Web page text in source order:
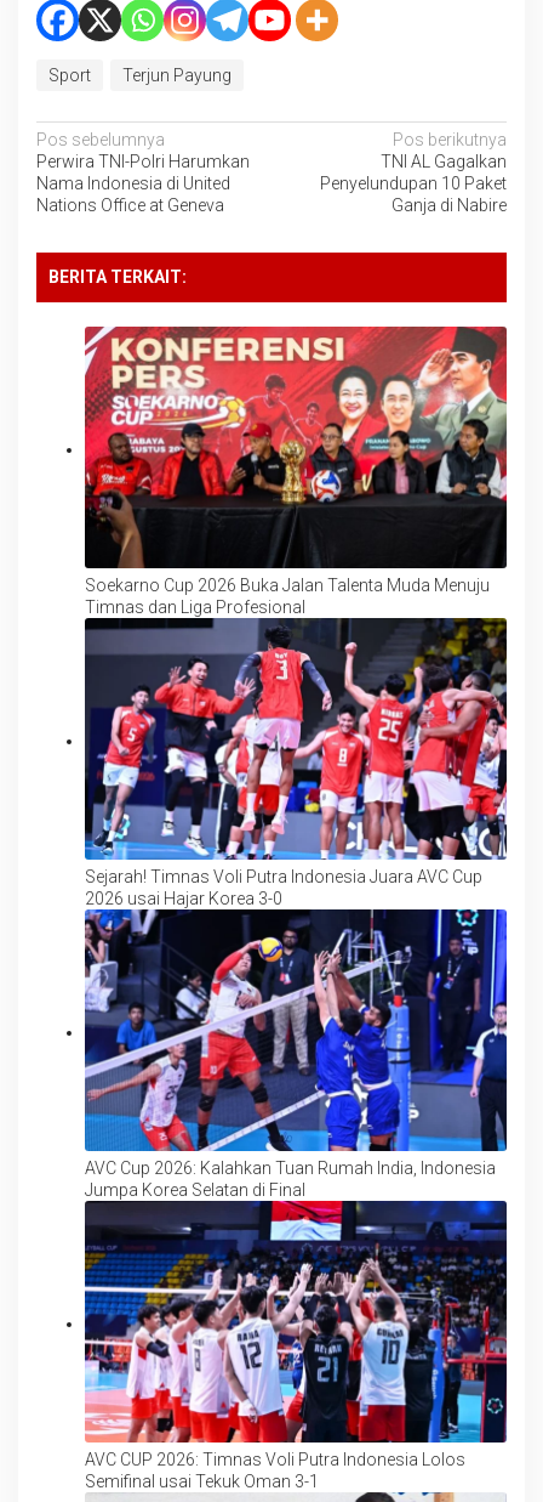
Sport Terjun Payung
Navigasi
pos
Pos sebelumnya
Perwira TNI-Polri Harumkan
Nama Indonesia di United
Nations Office at Geneva
Pos berikutnya
TNI AL Gagalkan
Penyelundupan 10 Paket
Ganja di Nabire
BERITA TERKAIT:
Soekarno Cup 2026 Buka Jalan Talenta Muda Menuju
Timnas dan Liga Profesional
Sejarah! Timnas Voli Putra Indonesia Juara AVC Cup
2026 usai Hajar Korea 3-0
AVC Cup 2026: Kalahkan Tuan Rumah India, Indonesia
Jumpa Korea Selatan di Final
AVC CUP 2026: Timnas Voli Putra Indonesia Lolos
Semifinal usai Tekuk Oman 3-1